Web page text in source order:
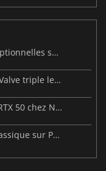
Soldes d’été Steam 2026 : offres exceptionnelles sur milliers de jeux
Le nouveau correctif Linux VRAM de Valve triple les FPS pour certains jeux AMD RX 6500 XT
PRAGMATA offert pour l’achat d’une RTX 50 chez NVIDIA
Resident Evil (1996) sur Steam : Le classique sur PC est-il toujours roi ?